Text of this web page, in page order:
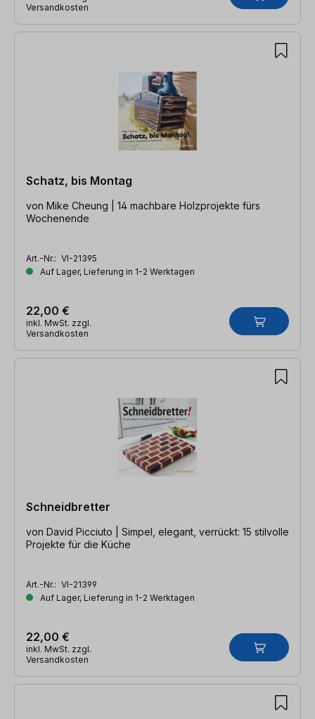
Versandkosten
Schatz, bis Montag
von Mike Cheung | 14 machbare Holzprojekte fürs
Wochenende
Art.-Nr.: VI-21395
Auf Lager, Lieferung in 1-2 Werktagen
22,00 €
inkl. MwSt. zzgl.
Versandkosten
Schneidbretter
von David Picciuto | Simpel, elegant, verrückt: 15 stilvolle
Projekte für die Küche
Art.-Nr.: VI-21399
Auf Lager, Lieferung in 1-2 Werktagen
22,00 €
inkl. MwSt. zzgl.
Versandkosten